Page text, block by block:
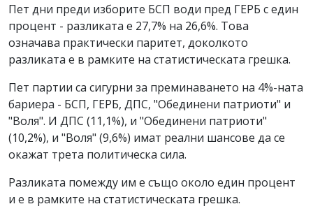
Пет дни преди изборите БСП води пред ГЕРБ с един
процент - разликата е 27,7% на 26,6%. Това
означава практически паритет, доколкото
разликата е в рамките на статистическата грешка.
Пет партии са сигурни за преминаването на 4%-ната
бариера - БСП, ГЕРБ, ДПС, "Обединени патриоти" и
"Воля". И ДПС (11,1%), и "Обединени патриоти"
(10,2%), и "Воля" (9,6%) имат реални шансове да се
окажат трета политическа сила.
Разликата помежду им е също около един процент
и е в рамките на статистическата грешка.